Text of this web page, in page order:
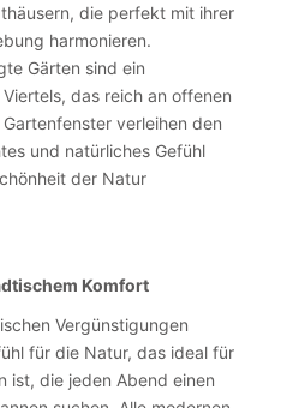
die perfekt mit ihrer
harmonieren.
Gärten sind ein
das reich an offenen
verleihen den
und natürliches Gefühl
der Natur
Komfort
Vergünstigungen
für die Natur, das ideal für
ist, die jeden Abend einen